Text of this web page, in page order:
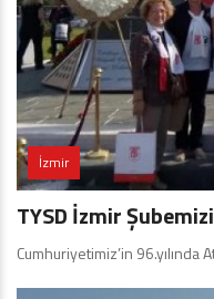
İzmir
TYSD İzmir
Cumhuriyetimiz’in 96.yılında